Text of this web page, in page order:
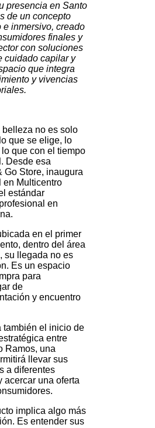
presencia en Santo
de un concepto
e inmersivo, creado
finales y
con soluciones
cuidado capilar y
que integra
y vivencias
belleza no es solo
que se elige, lo
que con el tiempo
Desde esa
Go Store, inaugura
en Multicentro
estándar
en
en el primer
dentro del área
su llegada no es
Es un espacio
para
de
y encuentro
también el inicio de
entre
Ramos, una
llevar sus
a diferentes
acercar una oferta
implica algo más
Es entender sus